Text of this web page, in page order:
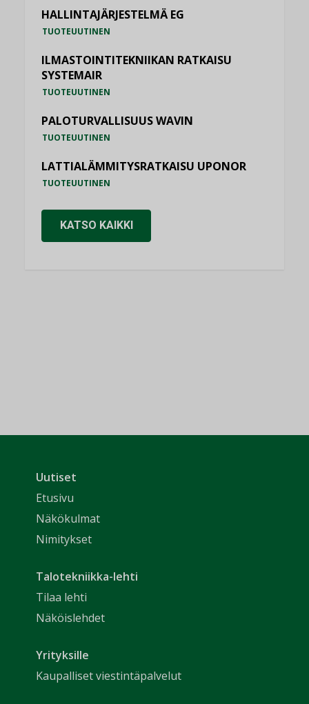
HALLINTAJÄRJESTELMÄ EG
TUOTEUUTINEN
ILMASTOINTITEKNIIKAN RATKAISU
SYSTEMAIR
TUOTEUUTINEN
PALOTURVALLISUUS WAVIN
TUOTEUUTINEN
LATTIALÄMMITYSRATKAISU UPONOR
TUOTEUUTINEN
KATSO KAIKKI
Uutiset
Etusivu
Näkökulmat
Nimitykset
Talotekniikka-lehti
Tilaa lehti
Näköislehdet
Yrityksille
Kaupalliset viestintäpalvelut